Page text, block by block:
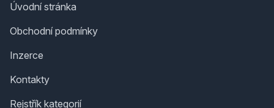
Úvodní stránka
Obchodní podmínky
Inzerce
Kontakty
Rejstřík kategorií